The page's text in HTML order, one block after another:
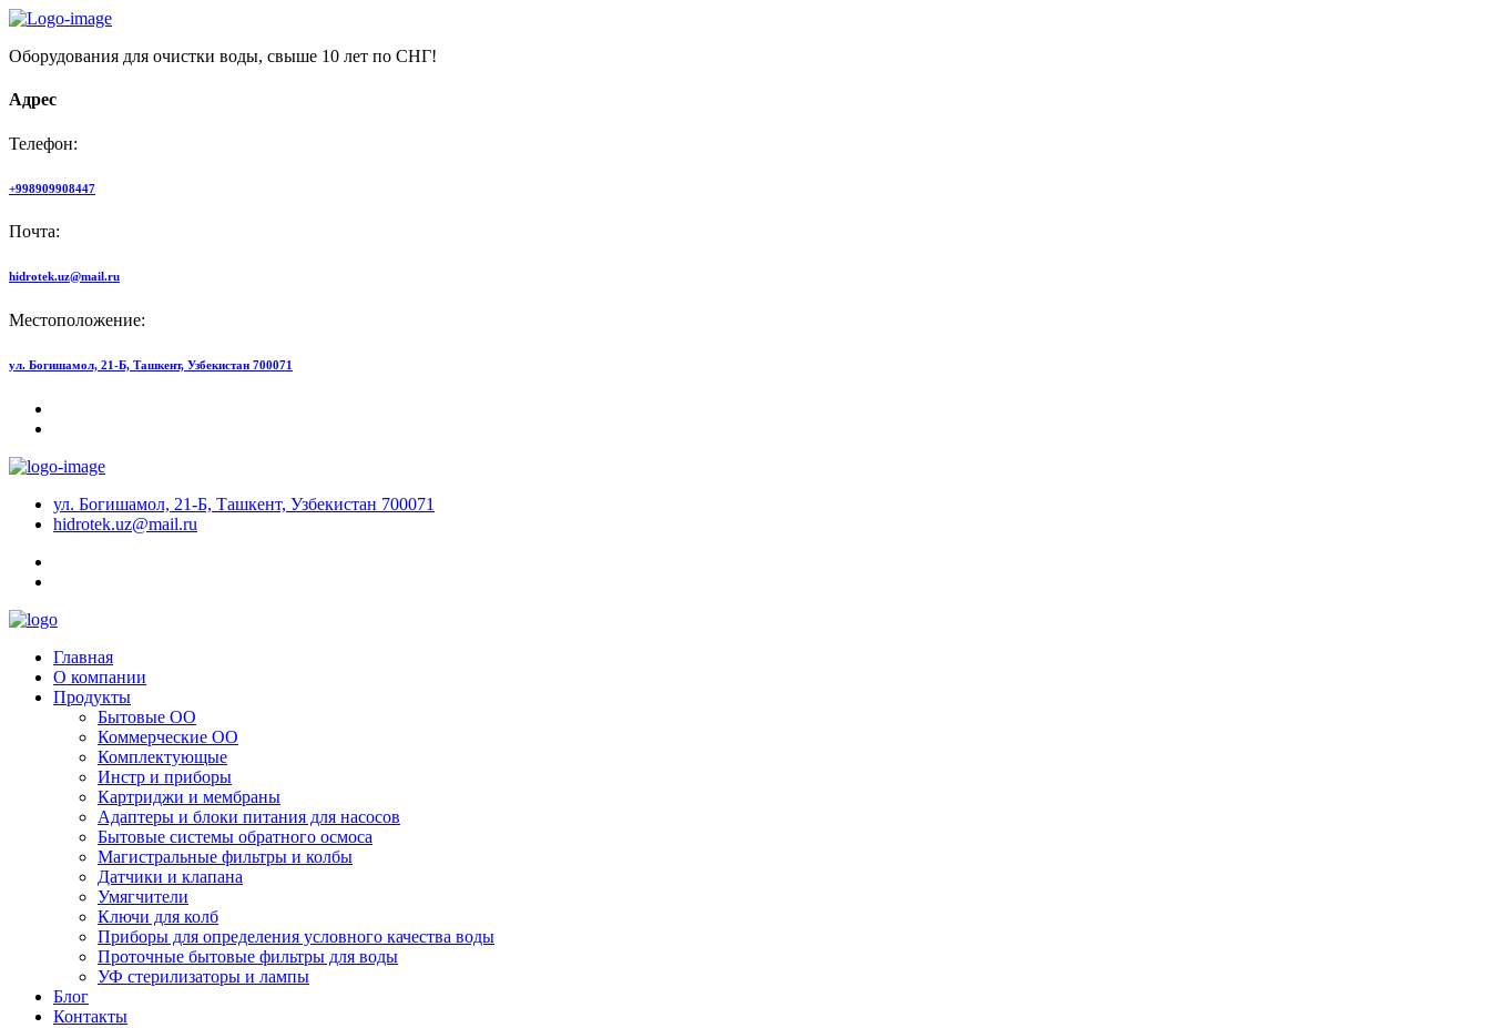
Оборудования для очистки воды, свыше 10 лет по СНГ!
Адрес
Телефон:
+998909908447
Почта:
hidrotek.uz@mail.ru
Местоположение:
ул. Богишамол, 21-Б, Ташкент, Узбекистан 700071
ул. Богишамол, 21-Б, Ташкент, Узбекистан 700071
hidrotek.uz@mail.ru
Главная
О компании
Продукты
Бытовые ОО
Коммерческие ОО
Комплектующые
Инстр и приборы
Картриджи и мембраны
Адаптеры и блоки питания для насосов
Бытовые системы обратного осмоса
Магистральные фильтры и колбы
Датчики и клапана
Умягчители
Ключи для колб
Приборы для определения условного качества воды
Проточные бытовые фильтры для воды
УФ стерилизаторы и лампы
Блог
Контакты